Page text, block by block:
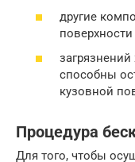
другие
способны
кузовной
Процедура
Для того, чтобы